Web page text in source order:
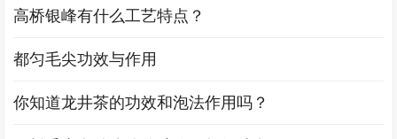
高桥银峰有什么工艺特点？
都匀毛尖功效与作用
你知道龙井茶的功效和泡法作用吗？